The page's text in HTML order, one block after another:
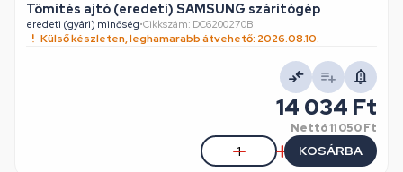
Tömítés ajtó (eredeti) SAMSUNG szárítógép
eredeti (gyári) minőség•Cikkszám: DC6200270B
Külső készleten, leghamarabb átvehető: 2026.08.10.
14 034 Ft
Nettó11 050 Ft
KOSÁRBA